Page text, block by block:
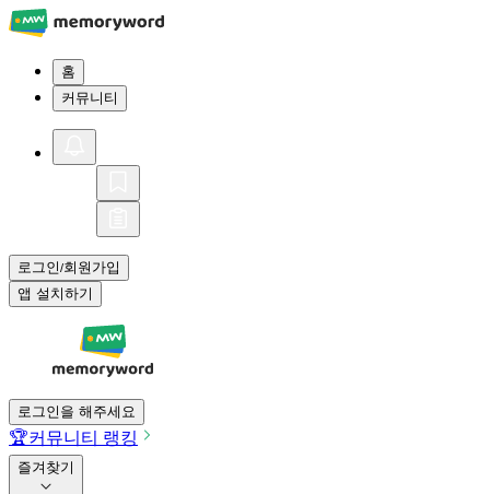
홈
커뮤니티
로그인/회원가입
앱 설치하기
로그인을 해주세요
🏆커뮤니티 랭킹
즐겨찾기